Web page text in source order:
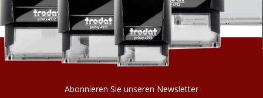
Abonnieren Sie unseren Newsletter